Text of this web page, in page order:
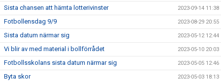
Sista chansen att hämta lotterivinster 2023-09-14 11:38
Fotbollensdag 9/9 2023-08-29 20:55
Sista datum närmar sig 2023-05-12 12:44
Vi blir av med material i bollförrådet 2023-05-10 20:03
Fotbollsskolans sista datum närmar sig 2023-05-05 12:46
Byta skor 2023-05-03 18:13